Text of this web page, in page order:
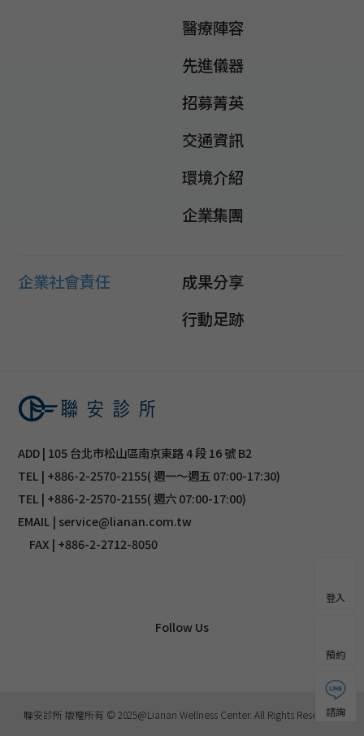
醫療陣容
先進儀器
招募菁英
交通資訊
環境介紹
企業集團
企業社會責任
成果分享
行動足跡
ADD | 105 台北市松山區南京東路 4 段 16 號 B2
TEL | +886-2-2570-2155( 週一～週五 07:00-17:30)
TEL | +886-2-2570-2155( 週六 07:00-17:00)
EMAIL | service@lianan.com.tw
FAX | +886-2-2712-8050
Follow Us
聯安診所 版權所有 © 2025@Lianan Wellness Center. All Rights Reserved.
登入
預約
諮詢